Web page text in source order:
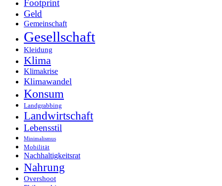
Footprint
Geld
Gemeinschaft
Gesellschaft
Kleidung
Klima
Klimakrise
Klimawandel
Konsum
Landgrabbing
Landwirtschaft
Lebensstil
Minimalismus
Mobilität
Nachhaltigkeitsrat
Nahrung
Overshoot